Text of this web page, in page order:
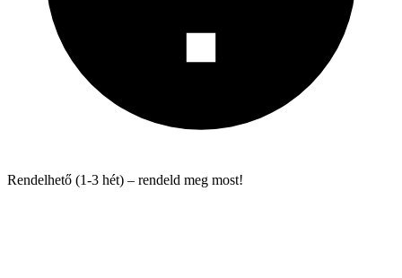
Rendelhető (1-3 hét) – rendeld meg most!